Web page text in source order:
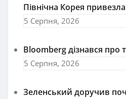
Північна Корея
5 Серпня, 2026
Bloomberg дізнався про
5 Серпня, 2026
Зеленський доручив